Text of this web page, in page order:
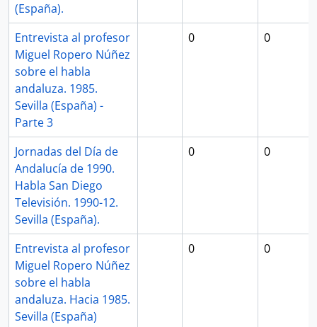
(España).
Entrevista al profesor
Miguel Ropero Núñez
sobre el habla
andaluza. 1985.
Sevilla (España) -
Parte 3
0 0
Jornadas del Día de
Andalucía de 1990.
Habla San Diego
Televisión. 1990-12.
Sevilla (España).
0 0
Entrevista al profesor
Miguel Ropero Núñez
sobre el habla
andaluza. Hacia 1985.
Sevilla (España)
0 0